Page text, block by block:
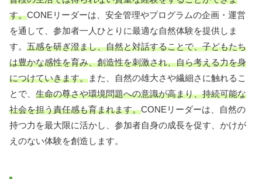
す。CONEリーダーは、安全管理やプログラムの企画・運営
を通して、参加者一人ひとりに最適な自然体験を提供しま
す。 五感を研ぎ澄まし、自然と対話することで、子どもたち
は豊かな感性を育み、創造性を刺激され、自ら考える力を身
につけていきます。また、自然の雄大さや繊細さに触れるこ
とで、 生命の尊さや環境問題への意識が高まり、持続可能な
社会を担う責任感も育まれます。CONEリーダーは、自然の
持つ力を最大限に活かし、参加者自身の成長を促す、かけが
えのない体験を創造します。